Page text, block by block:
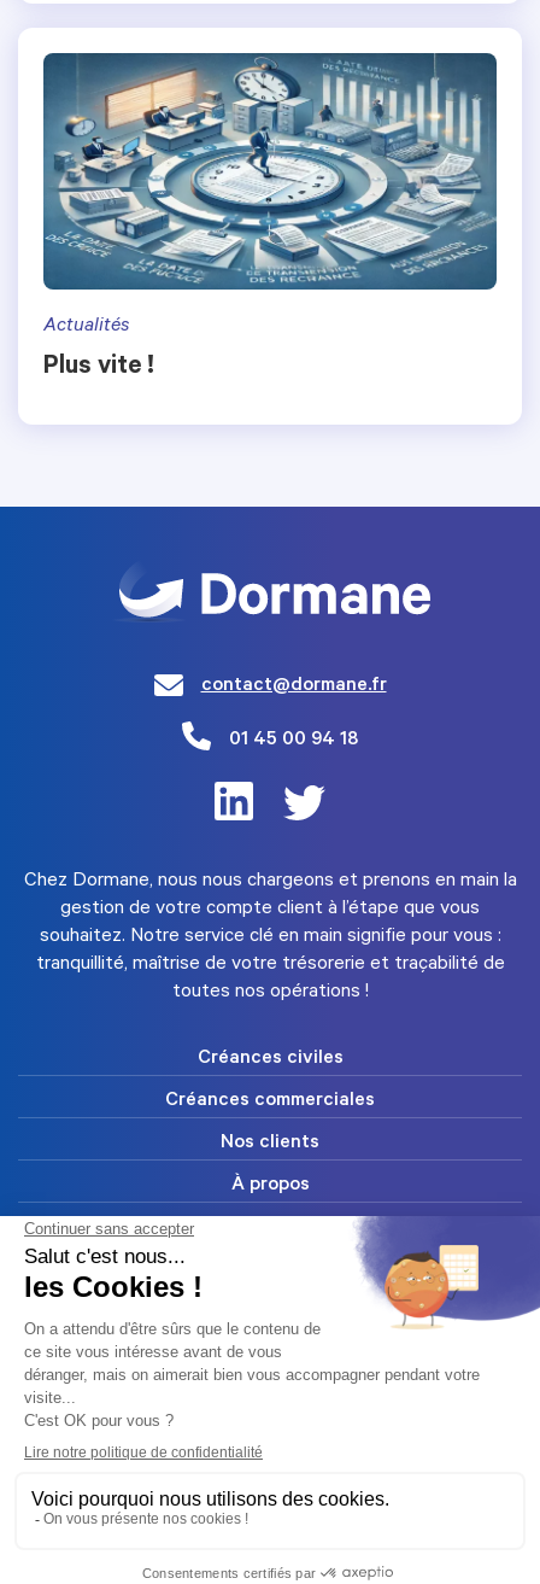
Actualités
Plus vite !
contact@dormane.fr
01 45 00 94 18
Chez Dormane, nous nous chargeons et prenons en main la
gestion de votre compte client à l’étape que vous
souhaitez. Notre service clé en main signifie pour vous :
tranquillité, maîtrise de votre trésorerie et traçabilité de
toutes nos opérations !
Créances civiles
Créances commerciales
Nos clients
À propos
Contact
Abonnez-vous à notre newsletter
Mentions légales
Copyright © Cabinet Dormane 2022